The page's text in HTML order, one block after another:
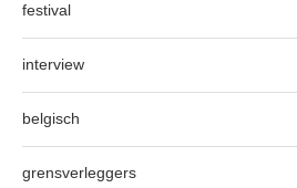
festival
interview
belgisch
grensverleggers